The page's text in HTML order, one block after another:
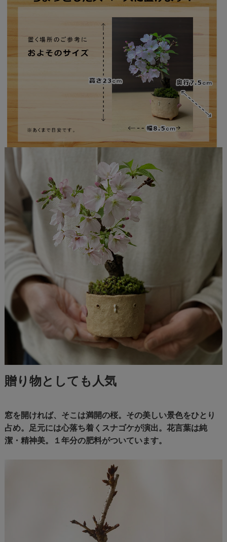
贈り物としても人気
窓を開ければ、そこは満開の桜。その美しい景色をひとり
占め。足元には心落ち着くスナゴケが演出。花言葉は純
潔・精神美。１年分の肥料がついています。